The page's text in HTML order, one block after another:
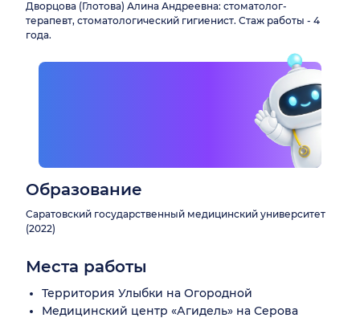
Дворцова (Глотова) Алина Андреевна: стоматолог-
терапевт, стоматологический гигиенист. Стаж работы - 4
года.
Образование
Саратовский государственный медицинский университет
(2022)
Места работы
Территория Улыбки на Огородной
Медицинский центр «Агидель» на Серова